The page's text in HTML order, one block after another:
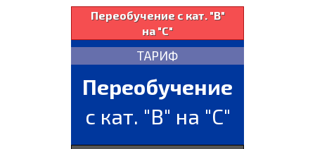
Переобучение с кат. "В"
на "С"
ТАРИФ
Переобучение
с кат. "В" на "С"